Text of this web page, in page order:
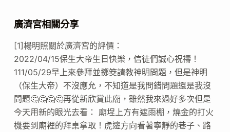
廣濟宮相關分享
[1]楊明照關於廣濟宮的評價：
2022/04/15保生大帝生日快樂，信徒們誠心祝禱！
111/05/29早上來參拜並擲筊請教神明問題，但是神明
（保生大帝）不沒應允，不知道是我問錯問題還是我沒
問題🤔🤔🤔🤔再從新欣賞此廟，雖然我來過好多次但是
今天用新的眼光去看： 廟埕上方有遮雨棚，燒金的打火
機要到廟裡的拜桌拿取！虎邊方向看著寧靜的巷子、路